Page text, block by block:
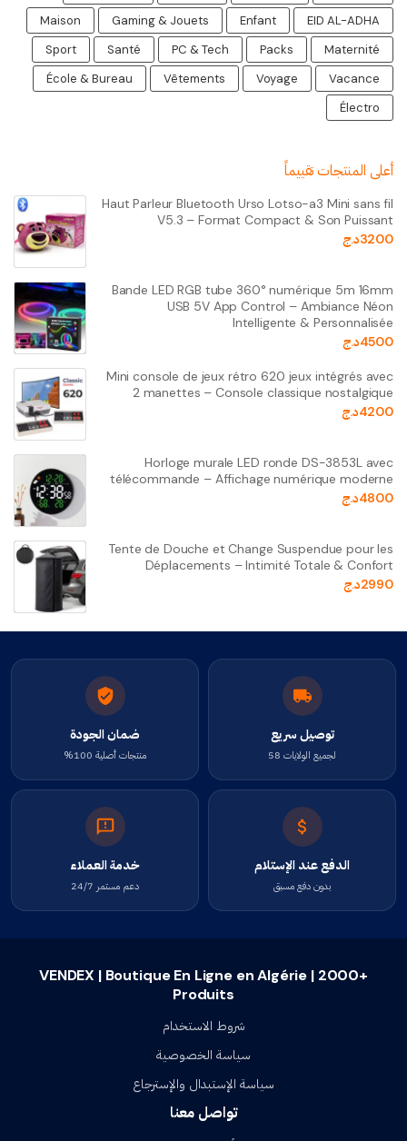
EID AL-ADHA
Enfant
Gaming & Jouets
Maison
Maternité
Packs
PC & Tech
Santé
Sport
Vacance
Voyage
Vêtements
École & Bureau
Électro
أعلى المنتجات تقييماً
Haut Parleur Bluetooth Urso Lotso-a3 Mini sans fil
V5.3 – Format Compact & Son Puissant
3200د.ج
Bande LED RGB tube 360° numérique 5m 16mm
USB 5V App Control – Ambiance Néon
Intelligente & Personnalisée
4500د.ج
Mini console de jeux rétro 620 jeux intégrés avec
2 manettes – Console classique nostalgique
4200د.ج
Horloge murale LED ronde DS-3853L avec
télécommande – Affichage numérique moderne
4800د.ج
Tente de Douche et Change Suspendue pour les
Déplacements – Intimité Totale & Confort
2990د.ج
توصيل سريع
لجميع الولايات 58
ضمان الجودة
منتجات أصلية 100%
الدفع عند الإستلام
بدون دفع مسبق
خدمة العملاء
دعم مستمر 24/7
VENDEX | Boutique En Ligne en Algérie | 2000+
Produits
شروط الاستخدام
سياسة الخصوصية
سياسة الإستبدال والإسترجاع
تواصل معنا